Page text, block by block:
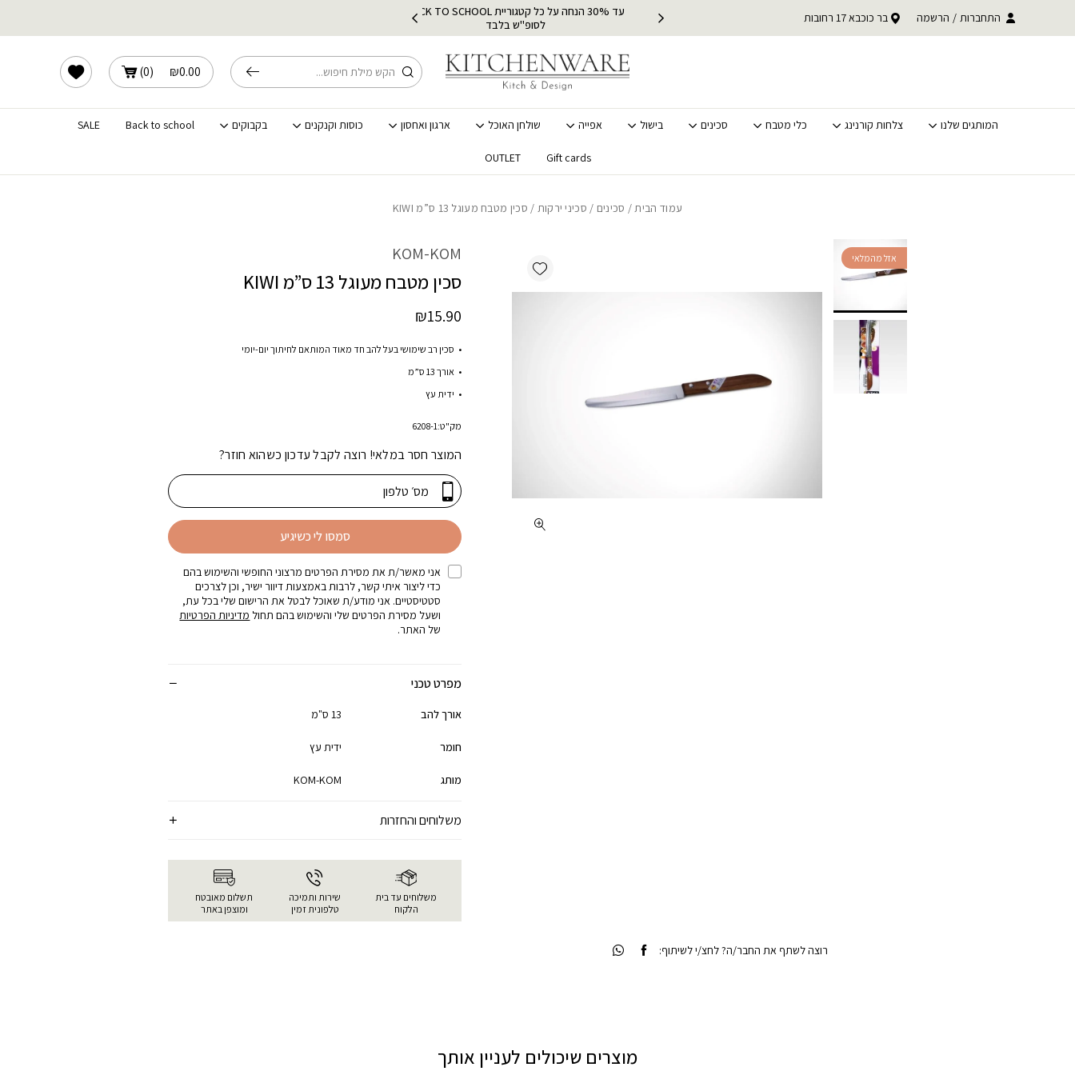
עד 30% הנחה על כל קטגוריית BACK TO SCHOOL
לסופ"ש בלבד
משלוחים מהירים לכל הארץ
עד 30% הנחה על כל קטגוריית BACK TO SCHOOL
לסופ"ש בלבד
התחברות / הרשמה בר כוכבא 17 רחובות
חיפוש ₪0.00
(
0
)
המותגים שלנו צלחות קורנינג כלי מטבח סכינים בישול אפייה שולחן האוכל ארגון ואחסון כוסות וקנקנים בקבוקים Back to school
SALE
Gift cards
OUTLET
עמוד הבית/ סכינים / סכיני ירקות / סכין מטבח מעוגל 13 ס”מ KIWI
KOM-KOM
סכין מטבח מעוגל 13 ס”מ KIWI
₪15.90
סכין רב שימושי בעל להב חד מאוד המותאם לחיתוך יום-יומי
אורך 13 ס”מ
ידית עץ
מק"ט:6208-1
המוצר חסר במלאי! רוצה לקבל עדכון כשהוא חוזר?
סמסו לי כשיגיע
אני מאשר/ת את מסירת הפרטים מרצוני החופשי והשימוש בהם
כדי ליצור איתי קשר, לרבות באמצעות דיוור ישיר, וכן לצרכים
סטטיסטיים. אני מודע/ת שאוכל לבטל את הרישום שלי בכל עת,
ושעל מסירת הפרטים שלי והשימוש בהם תחול מדיניות הפרטיות
של האתר.
מפרט טכני
אורך להב 13 ס"מ
חומר ידית עץ
מותג KOM-KOM
משלוחים והחזרות
משלוחים עד בית
הלקוח
שירות ותמיכה
טלפונית זמין
תשלום מאובטח
ומוצפן באתר
אזל מהמלאי Add wishlist
רוצה לשתף את החבר/ה? לחצ/י לשיתוף:
מוצרים שיכולים לעניין אותך